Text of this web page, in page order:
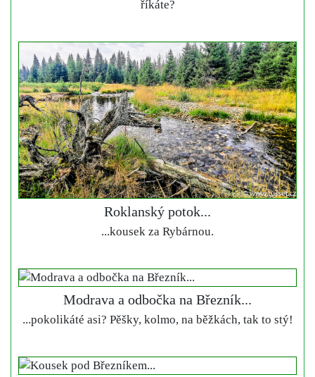
říkáte?
Roklanský potok...
...kousek za Rybárnou.
Modrava a odbočka na Březník...
...pokolikáté asi? Pěšky, kolmo, na běžkách, tak to stý!